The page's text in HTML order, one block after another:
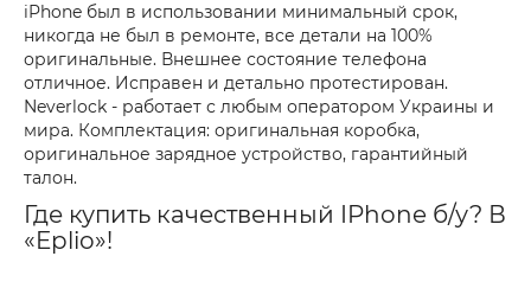
iPhone был в использовании минимальный срок,
никогда не был в ремонте, все детали на 100%
оригинальные. Внешнее состояние телефона
отличное. Исправен и детально протестирован.
Neverlock - работает с любым оператором Украины и
мира. Комплектация: оригинальная коробка,
оригинальное зарядное устройство, гарантийный
талон.
Где купить качественный IPhone б/у? В
«Eplio»!